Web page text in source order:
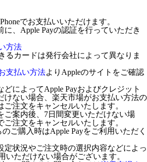
でお支払いいただけます。
に、Apple Payの認証を行っていただき
方法
るカードは発行会社によって異なりま
支払い方法よりAppleのサイトをご確認
によってApple Payおよびクレジット
けない場合、楽天市場がお支払い方法の
注文をキャンセルいたします。
ご案内後、7日間変更いただけない場
注文をキャンセルいたします。
ご購入時はApple Payをご利用いただく
定状況やご注文時の選択内容などによっ
いただけない場合がございます。